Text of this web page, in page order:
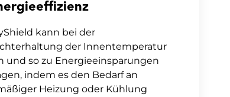
kann bei der
der Innentemperatur
und so zu Energieeinsparungen
indem es den Bedarf an
Heizung oder Kühlung